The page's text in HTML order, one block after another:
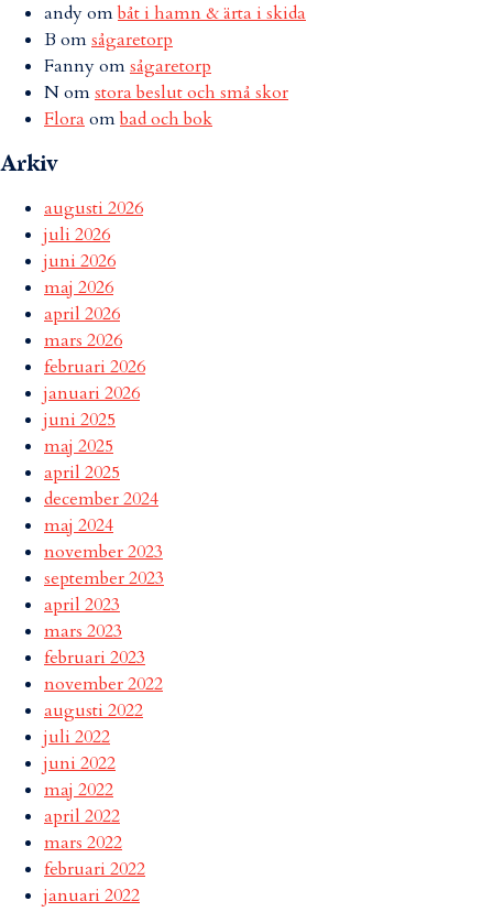
andyombåt i hamn & ärta i skida
B omsågaretorp
Fannyomsågaretorp
Nomstora beslut och små skor
Flora ombad och bok
Arkiv
augusti 2026
juli 2026
juni 2026
maj 2026
april 2026
mars 2026
februari 2026
januari 2026
juni 2025
maj 2025
april 2025
december 2024
maj 2024
november 2023
september 2023
april 2023
mars 2023
februari 2023
november 2022
augusti 2022
juli 2022
juni 2022
maj 2022
april 2022
mars 2022
februari 2022
januari 2022